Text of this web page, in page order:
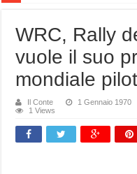
WRC, Rally
vuole il suo
mondiale
Il Conte 1 Gennaio 1970
1 Views